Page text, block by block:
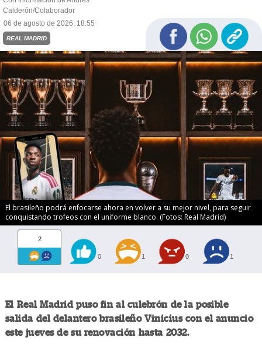
Calderón/Colaborador
06 de agosto de 2026, 18:55
REAL MADRID
El brasileño podrá enfocarse ahora en volver a su mejor nivel, para seguir
conquistando trofeos con el uniforme blanco. (Fotos: Real Madrid)
2
0 1 0 1
El Real Madrid puso fin al culebrón de la posible
salida del delantero brasileño Vinicius con el anuncio
este jueves de su renovación hasta 2032.